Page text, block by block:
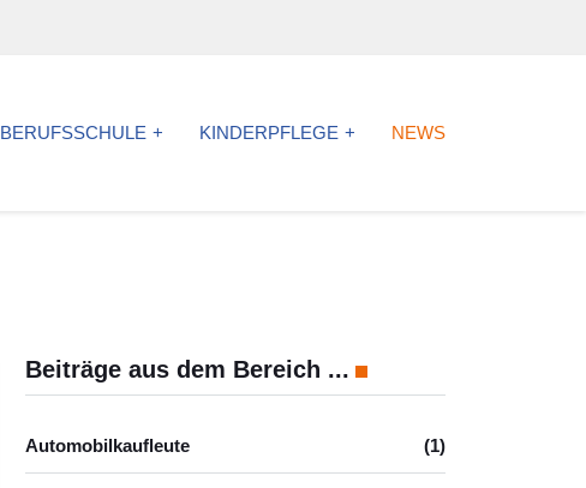
BERUFSSCHULE KINDERPFLEGE NEWS
Beiträge aus dem Bereich ...
Automobilkaufleute (1)